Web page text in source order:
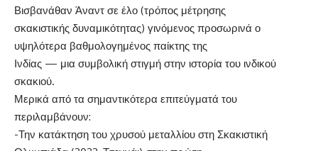
Βισβανάθαν Άναντ σε έλο (τρόπος μέτρησης
σκακιστικής δυναμικότητας) γινόμενος προσωρινά ο
υψηλότερα βαθμολογημένος παίκτης της
Ινδίας — μια συμβολική στιγμή στην ιστορία του ινδικού
σκακιού.
Μερικά από τα σημαντικότερα επιτεύγματά του
περιλαμβάνουν:
-Την κατάκτηση του χρυσού μεταλλίου στη Σκακιστική